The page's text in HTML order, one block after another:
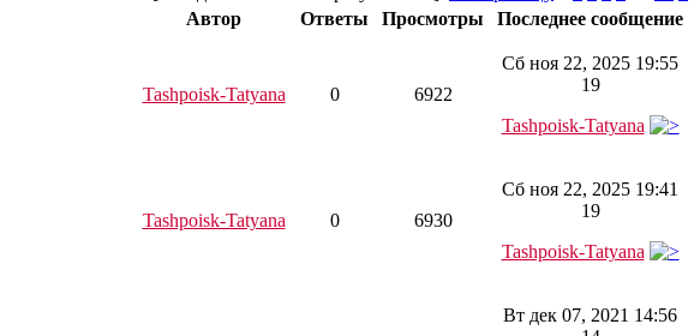
Автор Ответы Просмотры Последнее сообщение
Tashpoisk-Tatyana 0 6922
Сб ноя 22, 2025 19:55
19
Tashpoisk-Tatyana
Tashpoisk-Tatyana 0 6930
Сб ноя 22, 2025 19:41
19
Tashpoisk-Tatyana
Вт дек 07, 2021 14:56